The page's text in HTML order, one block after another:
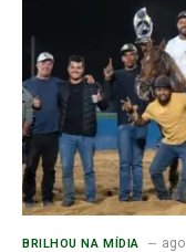
BRILHOU NA MÍDIA